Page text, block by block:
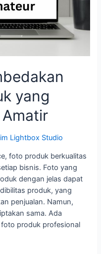
yang
Lightbox Studio
foto produk berkualitas
bisnis. Foto yang
dengan jelas dapat
produk, yang
penjualan. Namun,
sama. Ada
produk profesional